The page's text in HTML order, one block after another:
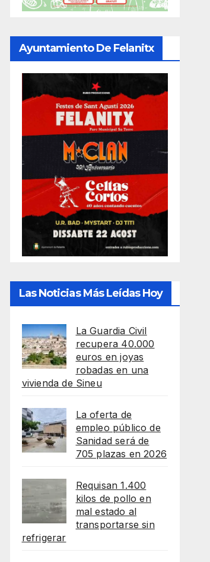
Ayuntamiento De Felanitx
Las Noticias Más Leídas Hoy
La Guardia Civil
recupera 40.000
euros en joyas
robadas en una
vivienda de Sineu
La oferta de
empleo público de
Sanidad será de
705 plazas en 2026
Requisan 1.400
kilos de pollo en
mal estado al
transportarse sin
refrigerar